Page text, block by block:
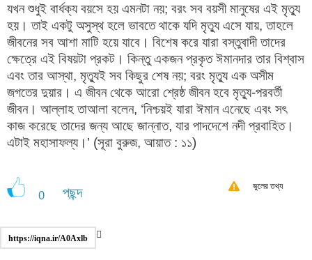
যখন শুধুই বার্ধক্য বয়সে হয় এমনটা নয়; বরং সব বয়সী মানুষের এই মৃত্যু
হয়। তাই একটু অসুস্থ হলে ভাবতে থাকে যদি মৃত্যু এসে যায়, তাহলে
জীবনের সব আশা মাটি হয়ে যাবে। বিশেষ করে যারা বস্তুবাদী তাদের
ক্ষেত্রে এই বিষয়টা প্রকট। কিন্তু একজন প্রকৃত ঈমানদার তার বিশ্বাস
এবং তার আস্থা, মৃত্যুই সব কিছুর শেষ নয়; বরং মৃত্যু এক অসীম
জগতের দুয়ার। এ জীবন থেকে আরো শ্রেষ্ঠ জীবন হবে মৃত্যু-পরবর্তী
জীবন। আল্লাহ তাআলা বলেন, ‘নিশ্চয়ই যারা ঈমান এনেছে এবং সৎ
কাজ করেছে তাদের জন্য আছে জান্নাত, যার পাদদেশে নদী প্রবাহিত।
এটাই মহাসাফল্য।’ (সূরা বুরুজ, আয়াত : ১১)
0 পছন্দ ভুলের তথ্য
https://iqna.ir/A0Axlb